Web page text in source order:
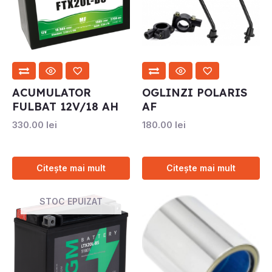
ACUMULATOR
FULBAT 12V/18 AH
330.00 lei
Citește mai mult
OGLINZI POLARIS
AF
180.00 lei
Citește mai mult
STOC EPUIZAT